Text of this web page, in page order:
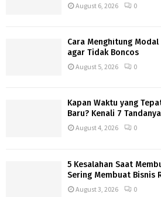
August 6, 2026 0
Cara Menghitung
agar Tidak Boncos
August 5, 2026 0
Kapan Waktu yang
Baru? Kenali 7 Tandanya
August 4, 2026 0
5 Kesalahan Saat
Sering Membuat Bisnis
August 3, 2026 0